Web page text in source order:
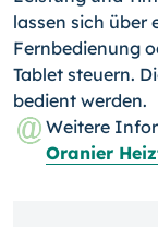
lassen sich über
Fernbedienung
Tablet steuern.
bedient werden.
Weitere
Oranier